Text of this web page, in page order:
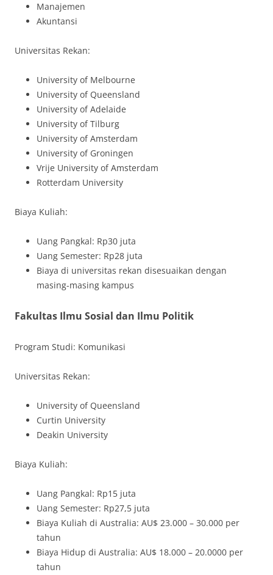
Manajemen
Akuntansi
Universitas Rekan:
University of Melbourne
University of Queensland
University of Adelaide
University of Tilburg
University of Amsterdam
University of Groningen
Vrije University of Amsterdam
Rotterdam University
Biaya Kuliah:
Uang Pangkal: Rp30 juta
Uang Semester: Rp28 juta
Biaya di universitas rekan disesuaikan dengan
masing-masing kampus
Fakultas Ilmu Sosial dan Ilmu Politik
Program Studi: Komunikasi
Universitas Rekan:
University of Queensland
Curtin University
Deakin University
Biaya Kuliah:
Uang Pangkal: Rp15 juta
Uang Semester: Rp27,5 juta
Biaya Kuliah di Australia: AU$ 23.000 – 30.000 per
tahun
Biaya Hidup di Australia: AU$ 18.000 – 20.0000 per
tahun